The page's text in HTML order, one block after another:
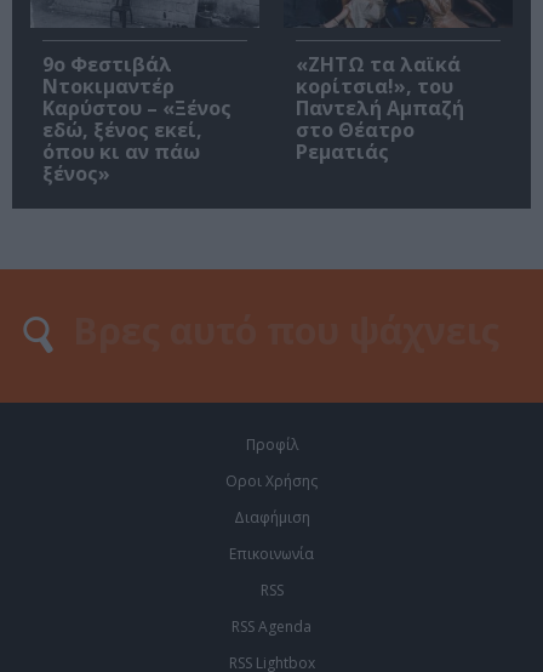
9ο Φεστιβάλ
Ντοκιμαντέρ
Καρύστου – «Ξένος
εδώ, ξένος εκεί,
όπου κι αν πάω
ξένος»
«ΖΗΤΩ τα λαϊκά
κορίτσια!», του
Παντελή Αμπαζή
στο Θέατρο
Ρεματιάς
Προφίλ
Οροι Χρήσης
Διαφήμιση
Επικοινωνία
RSS
RSS Agenda
RSS Lightbox